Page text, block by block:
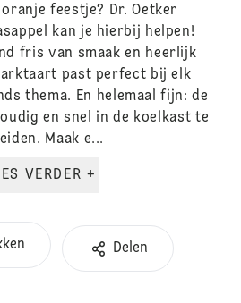
feestje? Dr. Oetker
kan je hierbij helpen!
fris van smaak en heerlijk
past perfect bij elk
thema. En helemaal fijn: de
en snel in de koelkast te
Maak e...
LEES VERDER +
Delen